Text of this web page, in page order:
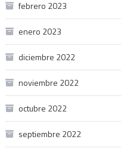
febrero 2023
enero 2023
diciembre 2022
noviembre 2022
octubre 2022
septiembre 2022